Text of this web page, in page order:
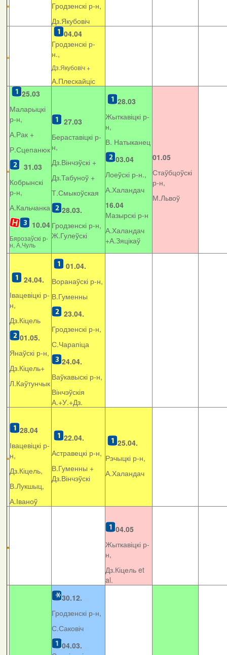
Гродзенскі р-н,
Дз.Якубовіч
04.04
Гродзенскі р-
н.,
Дз.Якубовіч +
А.Плескайціс
25.03
Маларыцкі
р-н,
А.Рак +
Р.Сцепанюк
31.03
Кобрынскі
р-н,
А.Кальчанка
10.04
Бярозаўскі р-
н, А.Чуль
27.03
Бераставіцкі р-
н,
Дз.Вінчэўскі +
Дз.Табуноў +
Т.Смыкоўская
28.03.
Гродзенскі р-н,
Ж.Гулеўскі
28.03
Жыткавіцкі р-
н,
В. Натыканец
03.04
Лоеўскі р-н.,
А.Халандач
16.04
Мазырскі р-н
А.Халандач
+А.Зяцікаў
01.05
Стаўбцоўскі
р-н,
М.Львоў
24.04.
Івацевіцкі р-
н,
Дз.Кіцель
01.05.
Янаўскі р-н,
Дз.Кіцель+
Л.Каўтунчык
01.04.
Воранаўскі р-н,
В.Гуменны
23.04.
Гродзенскі р-н,
С.Чарапіца
24.04.
Ваўкавыскі р-н,
Вінчэўскія
А.+У.+Дз.
28.04
Івацевіцкі р-
н,
Дз.Кіцель,
В.Лукшыц,
А.Іваноў
22.04.
Астравецкі р-н,
В.Гуменны +
Дз.Вінчэўскі
25.04.
Рэчыцкі р-н,
А.Халандач
04.05
Жыткавіцкі р-
н,
Дз.Кіцель et
al.
30.12.
Гродзенскі р-н,
С.Саковіч
04.03.